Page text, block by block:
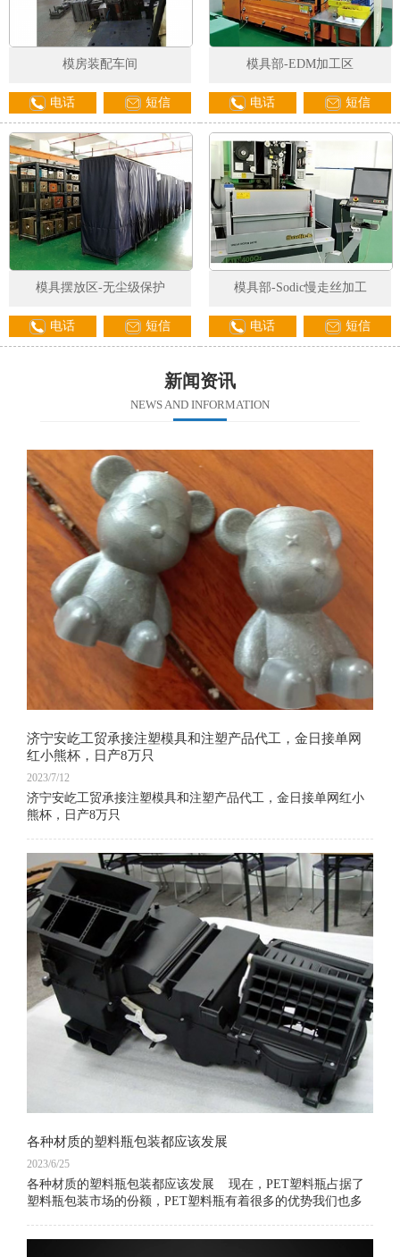
模房装配车间
电话 短信
模具部-EDM加工区
电话 短信
模具摆放区-无尘级保护
电话 短信
模具部-Sodic慢走丝加工
电话 短信
新闻资讯
NEWS AND INFORMATION
济宁安屹工贸承接注塑模具和注塑产品代工，金日接单网
红小熊杯，日产8万只
2023/7/12
济宁安屹工贸承接注塑模具和注塑产品代工，金日接单网红小
熊杯，日产8万只
各种材质的塑料瓶包装都应该发展
2023/6/25
各种材质的塑料瓶包装都应该发展 现在，PET塑料瓶占据了
塑料瓶包装市场的份额，PET塑料瓶有着很多的优势我们也多